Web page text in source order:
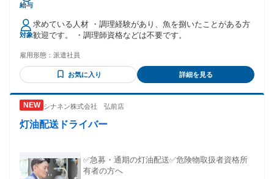
給与
対象
求めている人材 ・調理経験があり、魚を捌いたことがある方
歓迎です。 ・調理師資格などは不要です。
雇用形態： 派遣社員
お気に入り 詳細を見る
シナネン株式会社 弘前店
灯油配送ドライバー
✅急募・通期の灯油配送✅危険物取扱者資格所
有者の方へ